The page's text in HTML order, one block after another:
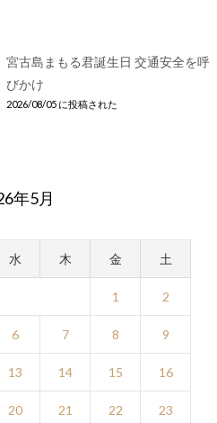
宮古島まもる君誕生日 交通安全を呼
びかけ
2026/08/05 に投稿された
年5月
水 木 金 土
1 2
6 7 8 9
13 14 15 16
20 21 22 23